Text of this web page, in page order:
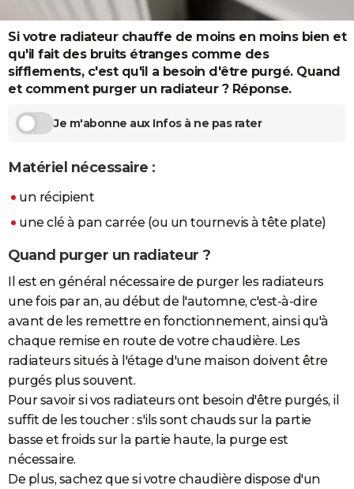
PHOTO
GUIDES D'ACHAT
BONS PLANS
CARTE DE VOEUX
Dictionnaire
Biographies
Citations
Expressions
Proverbes
FORUM
Bricolage
Lifestyle
Culture
Sport
Auto
Television
Voyage
Cinema
Si votre radiateur chauffe de moins en moins bien et
qu'il fait des bruits étranges comme des
sifflements, c'est qu'il a besoin d'être purgé. Quand
et comment purger un radiateur ? Réponse.
Je m'abonne aux Infos à ne pas rater
Matériel nécessaire :
un récipient
une clé à pan carrée (ou un tournevis à tête plate)
Quand purger un radiateur ?
Il est en général nécessaire de purger les radiateurs
une fois par an, au début de l'automne, c'est-à-dire
avant de les remettre en fonctionnement, ainsi qu'à
chaque remise en route de votre chaudière. Les
radiateurs situés à l'étage d'une maison doivent être
purgés plus souvent.
Pour savoir si vos radiateurs ont besoin d'être purgés, il
suffit de les toucher : s'ils sont chauds sur la partie
basse et froids sur la partie haute, la purge est
nécessaire.
De plus, sachez que si votre chaudière dispose d'un